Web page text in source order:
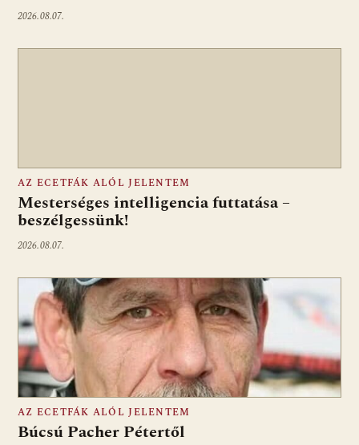
2026.08.07.
AZ ECETFÁK ALÓL JELENTEM
Mesterséges intelligencia futtatása –
beszélgessünk!
2026.08.07.
AZ ECETFÁK ALÓL JELENTEM
Búcsú Pacher Pétertől